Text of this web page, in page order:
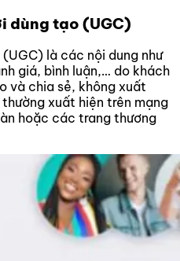
dùng tạo (UGC)
là các nội dung như
giá, bình luận,… do khách
và chia sẻ, không xuất
xuất hiện trên mạng
hoặc các trang thương